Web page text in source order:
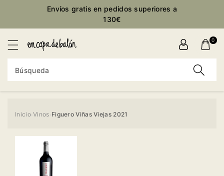
Envíos gratis en pedidos superiores a
130€
Búsqueda
0
Inicio›Vinos Figuero Viñas Viejas 2021
producto